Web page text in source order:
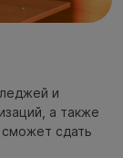
и
а также
сдать